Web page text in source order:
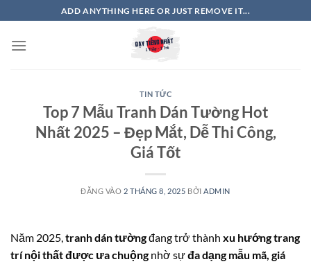
qua
nội
ADD ANYTHING HERE OR JUST REMOVE IT...
TIN TỨC
Top 7 Mẫu Tranh Dán Tường Hot
Nhất 2025 – Đẹp Mắt, Dễ Thi Công,
Giá Tốt
ĐĂNG VÀO 2 THÁNG 8, 2025 BỞI ADMIN
Năm 2025, tranh dán tườngđang trở thành xu hướng trang
trí nội thất được ưa chuộng nhờ sựđa dạng mẫu mã, giá